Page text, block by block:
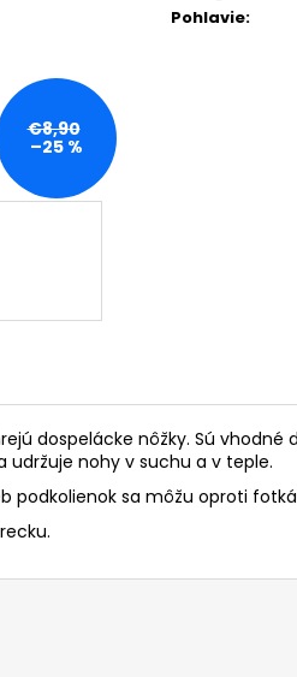
Pohlavie:
€8,90
–25 %
dospelácke nôžky. Sú
nohy v suchu a v teple.
podkolienok sa môžu oproti